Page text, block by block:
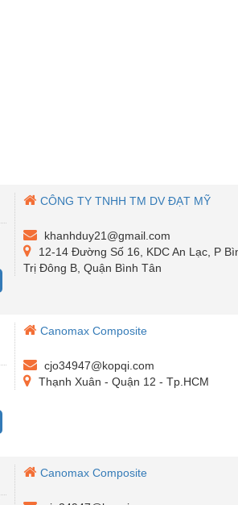
CÔNG TY TNHH TM DV ĐẠT MỸ
khanhduy21@gmail.com
12-14 Đường Số 16, KDC An Lạc, P
Trị Đông B, Quận Bình Tân
Canomax Composite
cjo34947@kopqi.com
Thạnh Xuân - Quận 12 - Tp.HCM
Canomax Composite